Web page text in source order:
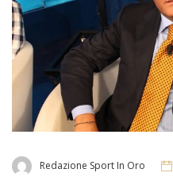
Redazione Sport In Oro